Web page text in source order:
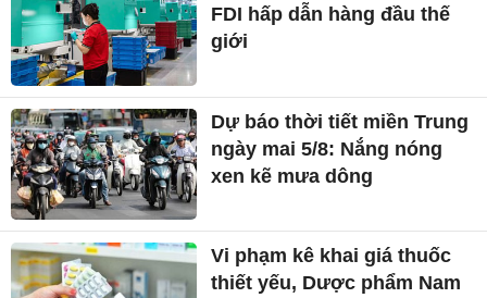
FDI hấp dẫn hàng đầu thế
giới
Dự báo thời tiết miền Trung
ngày mai 5/8: Nắng nóng
xen kẽ mưa dông
Vi phạm kê khai giá thuốc
thiết yếu, Dược phẩm Nam